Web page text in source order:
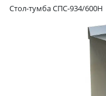
Стол-тумба СПС-934/600Н